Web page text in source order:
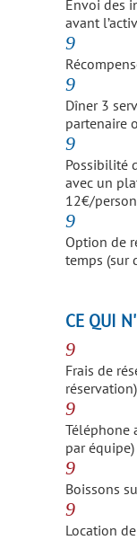
Envoi des
avant
9
9
Dîner 3
partenaire
9
Possibilité
avec un
12€/
9
Option de
temps (sur
CE QUI
9
Frais de
réservation)
9
Téléphone
par équipe)
9
Boissons
9
Location